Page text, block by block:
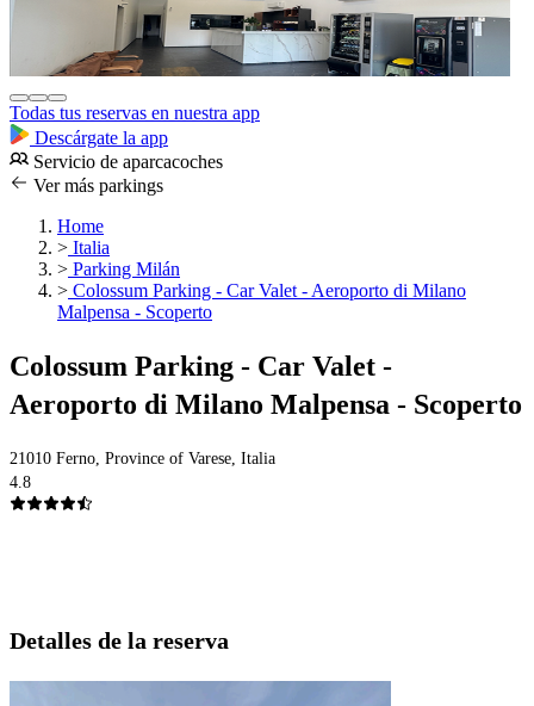
Todas tus reservas en nuestra app
Descárgate la app
Servicio de aparcacoches
Ver más parkings
Home
> Italia
> Parking Milán
> Colossum Parking - Car Valet - Aeroporto di Milano
Malpensa - Scoperto
Colossum Parking - Car Valet -
Aeroporto di Milano Malpensa - Scoperto
21010 Ferno, Province of Varese, Italia
4.8
Detalles de la reserva